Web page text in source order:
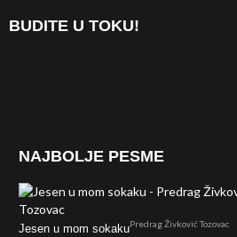
BUDITE U TOKU!
NAJBOLJE PESME
Jesen u mom sokakuPredrag Živković Tozovac